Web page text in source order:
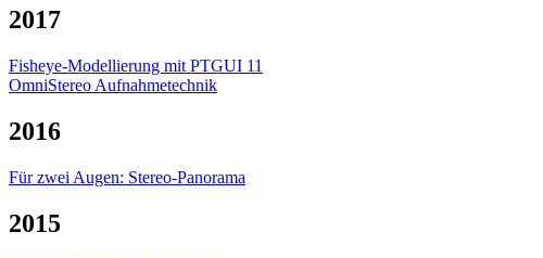
2017
Fisheye-Modellierung mit PTGUI 11
OmniStereo Aufnahmetechnik
2016
Für zwei Augen: Stereo-Panorama
2015